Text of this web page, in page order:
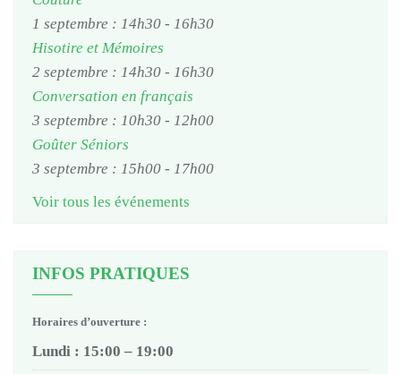
1 septembre : 14h30 - 16h30
Hisotire et Mémoires
2 septembre : 14h30 - 16h30
Conversation en français
3 septembre : 10h30 - 12h00
Goûter Séniors
3 septembre : 15h00 - 17h00
Voir tous les événements
INFOS PRATIQUES
Horaires d’ouverture :
Lundi : 15:00 – 19:00